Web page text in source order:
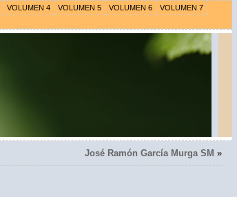
VOLUMEN 4 VOLUMEN 5 VOLUMEN 6
VOLUMEN 7
José Ramón García Murga SM »